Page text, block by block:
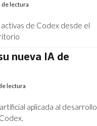
lectura
de Codex desde el
nueva IA de
lectura
aplicada al desarrollo